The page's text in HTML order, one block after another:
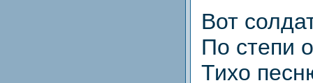
Вот
По степи
Тихо